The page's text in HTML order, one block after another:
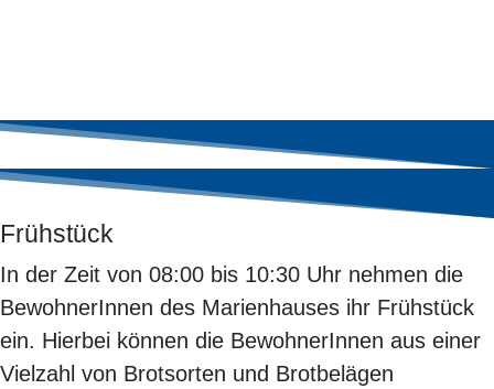
Frühstück
In der Zeit von 08:00 bis 10:30 Uhr nehmen die
BewohnerInnen des Marienhauses ihr Frühstück
ein. Hierbei können die BewohnerInnen aus einer
Vielzahl von Brotsorten und Brotbelägen